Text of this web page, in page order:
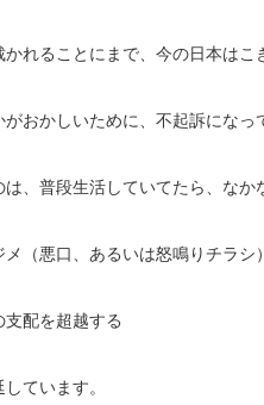
れることにまで、今の日本はこ
おかしいために、不起訴になっ
、普段生活していてたら、なか
メ（悪口、あるいは怒鳴りチラシ）
支配を超越する
ています。